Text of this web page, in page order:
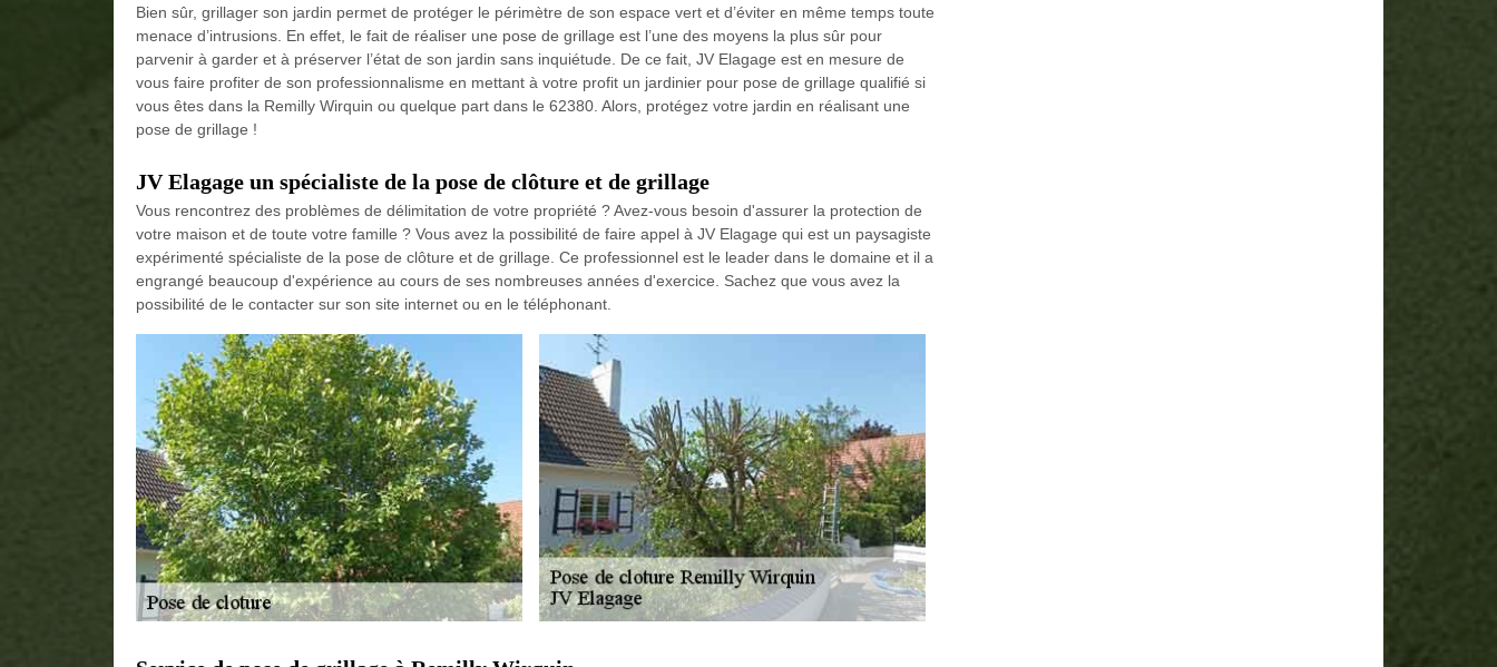
Bien sûr, grillager son jardin permet de protéger le périmètre de son espace vert et d’éviter en même temps toute
menace d’intrusions. En effet, le fait de réaliser une pose de grillage est l’une des moyens la plus sûr pour
parvenir à garder et à préserver l’état de son jardin sans inquiétude. De ce fait, JV Elagage est en mesure de
vous faire profiter de son professionnalisme en mettant à votre profit un jardinier pour pose de grillage qualifié si
vous êtes dans la Remilly Wirquin ou quelque part dans le 62380. Alors, protégez votre jardin en réalisant une
pose de grillage !
JV Elagage un spécialiste de la pose de clôture et de grillage
Vous rencontrez des problèmes de délimitation de votre propriété ? Avez-vous besoin d'assurer la protection de
votre maison et de toute votre famille ? Vous avez la possibilité de faire appel à JV Elagage qui est un paysagiste
expérimenté spécialiste de la pose de clôture et de grillage. Ce professionnel est le leader dans le domaine et il a
engrangé beaucoup d'expérience au cours de ses nombreuses années d'exercice. Sachez que vous avez la
possibilité de le contacter sur son site internet ou en le téléphonant.